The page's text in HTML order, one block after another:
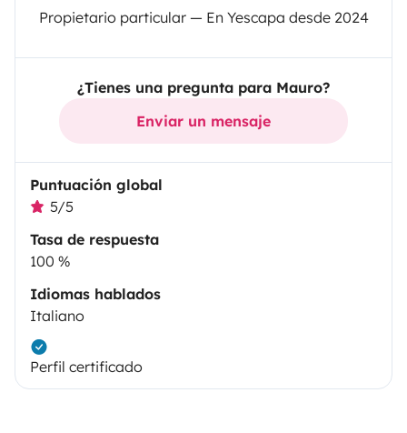
Propietario particular — En Yescapa desde 2024
¿Tienes una pregunta para Mauro?
Enviar un mensaje
Puntuación global
5/5
Tasa de respuesta
100 %
Idiomas hablados
Italiano
Perfil certificado